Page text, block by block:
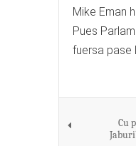
Mike Eman
Pues
fuersa pase
Cu